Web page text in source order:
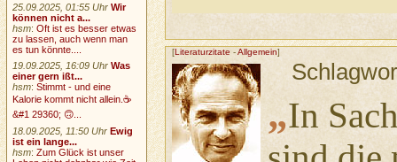
[Literaturzitate -Allgemein]
„In
25.09.2025, 01:55 Uhr Wir
können nicht a...
hsm:Oft ist es besser etwas
zu lassen, auch wenn man
es tun könnte....
19.09.2025, 16:09 Uhr Was
einer gern ißt...
hsm:Stimmt - und eine
Kalorie kommt nicht allein.☕
&#1 29360; 🙃...
18.09.2025, 11:50 Uhr Ewig
ist ein lange...
hsm:Zum Glück ist unser